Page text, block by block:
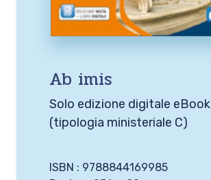
Ab imis
Solo edizione digitale eBook
(tipologia ministeriale C)
ISBN : 9788844169985